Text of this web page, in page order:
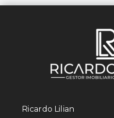
Ricardo Lilian